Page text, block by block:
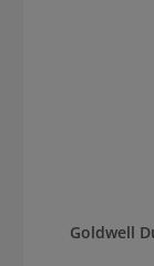
Goldwell